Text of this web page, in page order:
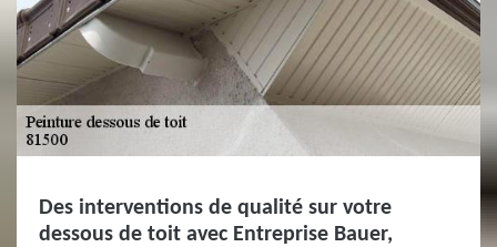
Des interventions de qualité sur votre
dessous de toit avec Entreprise Bauer,